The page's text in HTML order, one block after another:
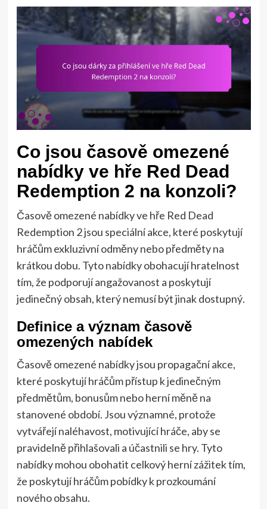
Co jsou časově omezené
nabídky ve hře Red Dead
Redemption 2 na konzoli?
Časově omezené nabídky ve hře Red Dead
Redemption 2 jsou speciální akce, které poskytují
hráčům exkluzivní odměny nebo předměty na
krátkou dobu. Tyto nabídky obohacují hratelnost
tím, že podporují angažovanost a poskytují
jedinečný obsah, který nemusí být jinak dostupný.
Definice a význam časově
omezených nabídek
Časově omezené nabídky jsou propagační akce,
které poskytují hráčům přístup k jedinečným
předmětům, bonusům nebo herní měně na
stanovené období. Jsou významné, protože
vytvářejí naléhavost, motivující hráče, aby se
pravidelně přihlašovali a účastnili se hry. Tyto
nabídky mohou obohatit celkový herní zážitek tím,
že poskytují hráčům pobídky k prozkoumání
nového obsahu.